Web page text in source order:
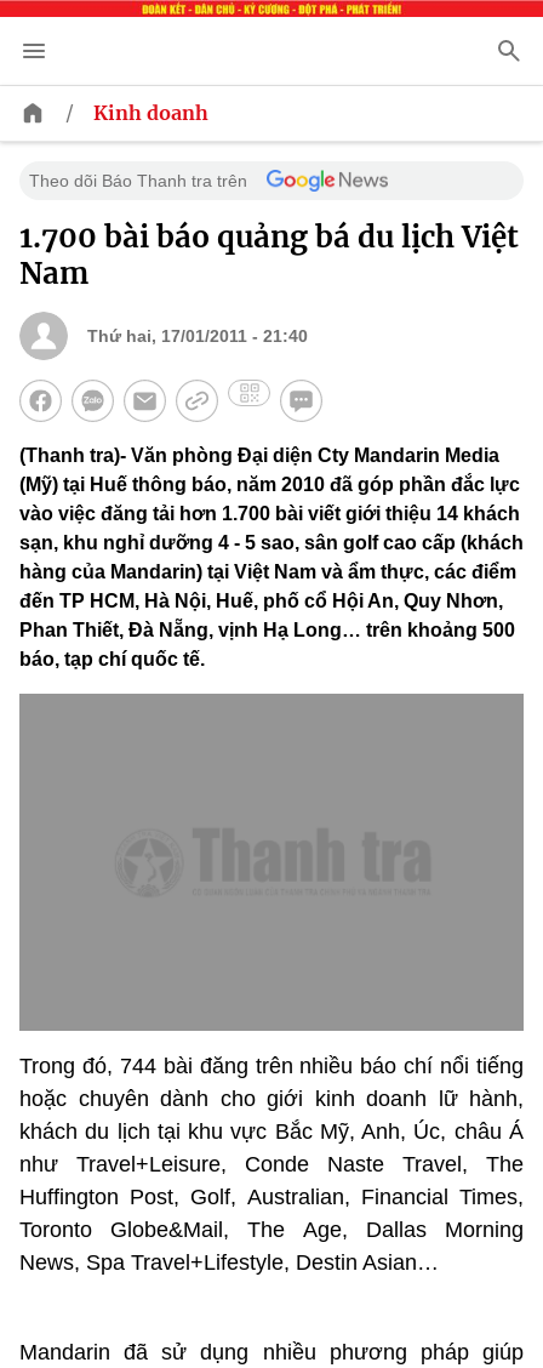
/ Kinh doanh
Theo dõi Báo Thanh tra trên
1.700 bài báo quảng bá du lịch Việt
Nam
Thứ hai, 17/01/2011 - 21:40
(Thanh tra)- Văn phòng Đại diện Cty Mandarin Media
(Mỹ) tại Huế thông báo, năm 2010 đã góp phần đắc lực
vào việc đăng tải hơn 1.700 bài viết giới thiệu 14 khách
sạn, khu nghỉ dưỡng 4 - 5 sao, sân golf cao cấp (khách
hàng của Mandarin) tại Việt Nam và ẩm thực, các điểm
đến TP HCM, Hà Nội, Huế, phố cổ Hội An, Quy Nhơn,
Phan Thiết, Đà Nẵng, vịnh Hạ Long… trên khoảng 500
báo, tạp chí quốc tế.
Trong đó, 744 bài đăng trên nhiều báo chí nổi tiếng
hoặc chuyên dành cho giới kinh doanh lữ hành,
khách du lịch tại khu vực Bắc Mỹ, Anh, Úc, châu Á
như Travel+Leisure, Conde Naste Travel, The
Huffington Post, Golf, Australian, Financial Times,
Toronto Globe&Mail, The Age, Dallas Morning
News, Spa Travel+Lifestyle, Destin Asian…
Mandarin đã sử dụng nhiều phương pháp giúp